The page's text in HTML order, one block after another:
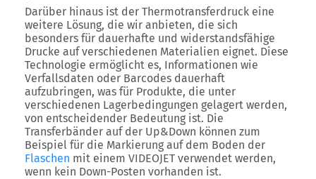
Darüber hinaus ist der Thermotransferdruck eine
weitere Lösung, die wir anbieten, die sich
besonders für dauerhafte und widerstandsfähige
Drucke auf verschiedenen Materialien eignet. Diese
Technologie ermöglicht es, Informationen wie
Verfallsdaten oder Barcodes dauerhaft
aufzubringen, was für Produkte, die unter
verschiedenen Lagerbedingungen gelagert werden,
von entscheidender Bedeutung ist. Die
Transferbänder auf der Up&Down können zum
Beispiel für die Markierung auf dem Boden der
Flaschen mit einem VIDEOJET verwendet werden,
wenn kein Down-Posten vorhanden ist.